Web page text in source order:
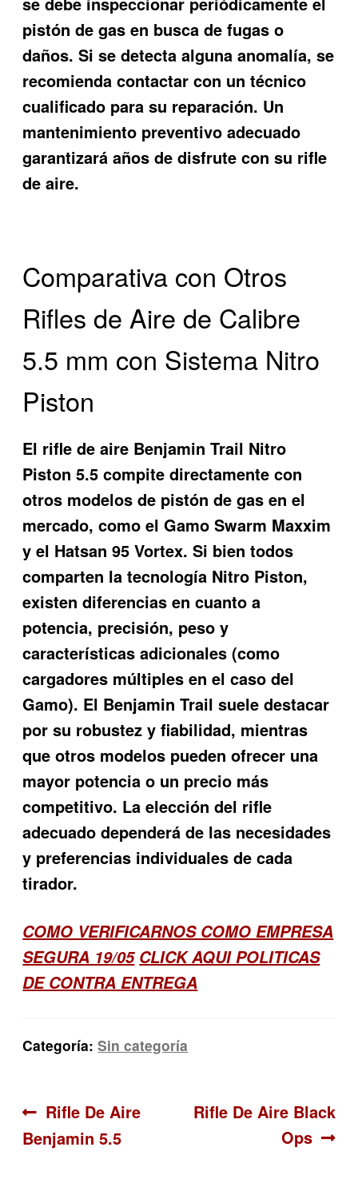
pistón de gas en busca de fugas o
daños. Si se detecta alguna anomalía, se
recomienda contactar con un técnico
cualificado para su reparación. Un
mantenimiento preventivo adecuado
garantizará años de disfrute con su rifle
de aire.
Comparativa con Otros
Rifles de Aire de Calibre
5.5 mm con Sistema Nitro
Piston
El rifle de aire Benjamin Trail Nitro
Piston 5.5 compite directamente con
otros modelos de pistón de gas en el
mercado, como el Gamo Swarm Maxxim
y el Hatsan 95 Vortex. Si bien todos
comparten la tecnología Nitro Piston,
existen diferencias en cuanto a
potencia, precisión, peso y
características adicionales (como
cargadores múltiples en el caso del
Gamo). El Benjamin Trail suele destacar
por su robustez y fiabilidad, mientras
que otros modelos pueden ofrecer una
mayor potencia o un precio más
competitivo. La elección del rifle
adecuado dependerá de las necesidades
y preferencias individuales de cada
tirador.
COMO VERIFICARNOS COMO EMPRESA
SEGURA 19/05 CLICK AQUI POLITICAS
DE CONTRA ENTREGA
Categoría:Sin categoría
Navegación
de
Anterior:
Rifle De Aire
Benjamin 5.5
Siguiente:
Rifle De Aire Black
Ops